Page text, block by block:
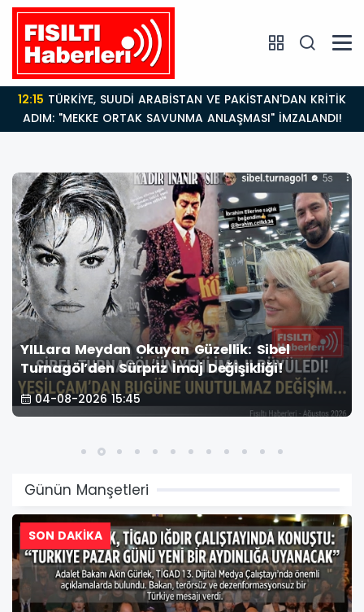
14:21BAKAN GÜRLEK’TEN TİGAD ÇALIŞTAYINDA Çarpıcı
AÇIKLAMALAR: "Pazar Günü Yeni Bir Aydınlığa
Uyanacağız"
YILLara Meydan Okuyan Güzellik: Sibel
Turnagöl’den Sürpriz İmaj Değişikliği!
04-08-2026 15:45
Günün Manşetleri
SON DAKİKA